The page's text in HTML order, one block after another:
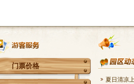
门票价格
夏日清凉